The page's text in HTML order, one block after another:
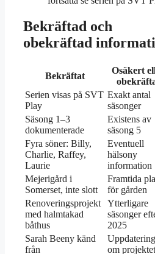
Bekräftad och
obekräftad
Bekräftat
Osäkert
Serien visas på SVT
Play
Exakt antal
säsonger
Säsong 1–3
dokumenterade
Existens av
säsong 5
Fyra söner: Billy,
Charlie, Raffey,
Laurie
Eventuell
hälsony
information
Mejerigård i
Somerset, inte slott
Framtida
för gården
Renoveringsprojekt
med halmtakad
båthus
Ytterligare
säsonger
2025
Sarah Beeny känd
från
om